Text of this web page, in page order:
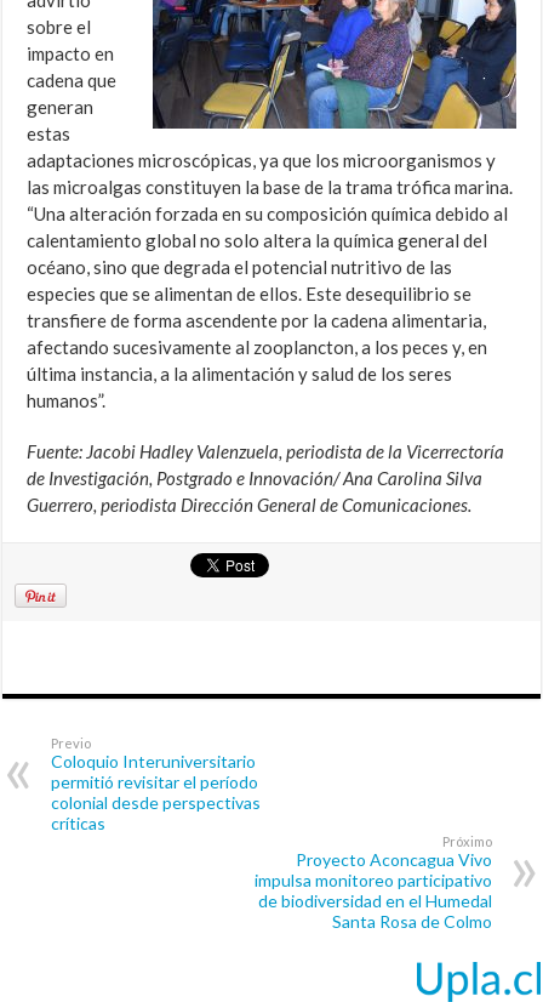
sobre el
impacto en
cadena que
generan
estas
adaptaciones microscópicas, ya que los microorganismos y
las microalgas constituyen la base de la trama trófica marina.
“Una alteración forzada en su composición química debido al
calentamiento global no solo altera la química general del
océano, sino que degrada el potencial nutritivo de las
especies que se alimentan de ellos. Este desequilibrio se
transfiere de forma ascendente por la cadena alimentaria,
afectando sucesivamente al zooplancton, a los peces y, en
última instancia, a la alimentación y salud de los seres
humanos”.
Fuente: Jacobi Hadley Valenzuela, periodista de la Vicerrectoría
de Investigación, Postgrado e Innovación/ Ana Carolina Silva
Guerrero, periodista Dirección General de Comunicaciones.
Previo
Coloquio Interuniversitario
permitió revisitar el período
colonial desde perspectivas
críticas
Próximo
Proyecto Aconcagua Vivo
impulsa monitoreo participativo
de biodiversidad en el Humedal
Santa Rosa de Colmo